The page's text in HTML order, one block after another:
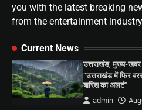
you with the latest breaking
from the entertainment
Current News
उत्तराखंड,मुख्य-
“उत्तराखंड में फिर
बारिश का अलर्ट”
admin